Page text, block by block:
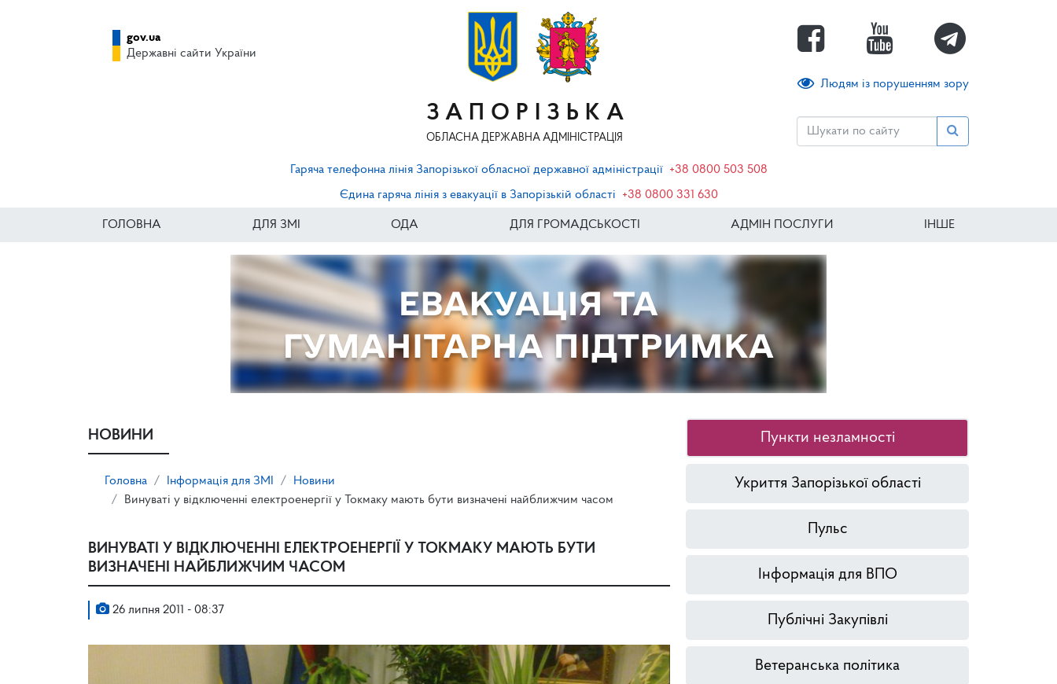
ЗАПОРІЗЬКА
ОБЛАСНА ДЕРЖАВНА АДМІНІСТРАЦІЯ
Людям із порушенням зору
gov.ua
Державні сайти України
Гаряча телефонна лінія Запорізької обласної державної адміністрації +38 0800 503 508
Єдина гаряча лінія з евакуації в Запорізькій області
+38 0800 331 630
ГОЛОВНА ДЛЯ ЗМІ ОДА ДЛЯ ГРОМАДСЬКОСТІ АДМІН ПОСЛУГИ ІНШЕ
НОВИНИ
Головна Інформація для ЗМІ
Новини
Винуваті у відключенні електроенергії у Токмаку мають бути визначені найближчим часом
ВИНУВАТІ У ВІДКЛЮЧЕННІ ЕЛЕКТРОЕНЕРГІЇ У ТОКМАКУ МАЮТЬ БУТИ
ВИЗНАЧЕНІ НАЙБЛИЖЧИМ ЧАСОМ
26 липня 2011 - 08:37
Пункти незламності
Укриття Запорізької області
Пульс
Інформація для ВПО
Публічні Закупівлі
Ветеранська політика